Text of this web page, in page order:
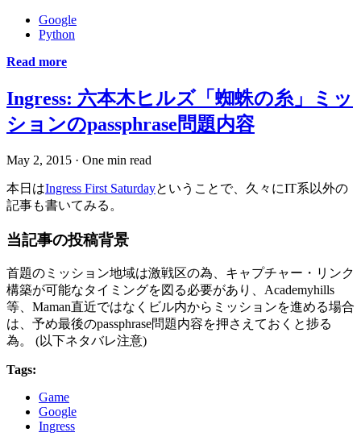
Google
Python
Read more
Ingress: 六本木ヒルズ「蜘蛛の糸」ミッ
ションのpassphrase問題内容
May 2, 2015 · One min read
本日はIngress First Saturdayということで、久々にIT系以外の
記事も書いてみる。
当記事の投稿背景
首題のミッション地域は激戦区の為、キャプチャー・リンク
構築が可能なタイミングを図る必要があり、Academyhills
等、Maman直近ではなくビル内からミッションを進める場合
は、予め最後のpassphrase問題内容を押さえておくと捗る
為。 (以下ネタバレ注意)
Tags:
Game
Google
Ingress